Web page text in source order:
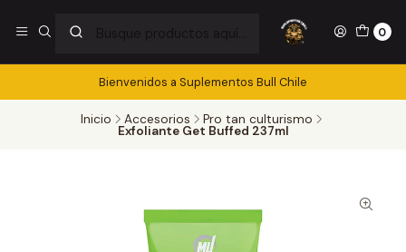
0
Bienvenidos a Suplementos Bull Chile
Inicio Accesorios Pro tan culturismo
Exfoliante Get Buffed 237ml